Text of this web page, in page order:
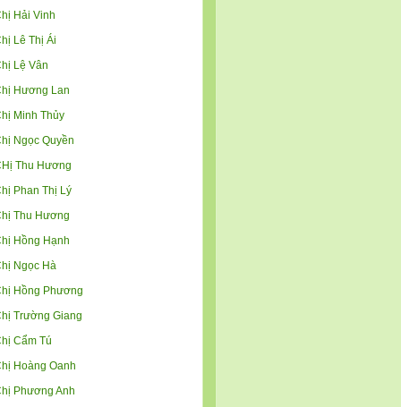
Hải Vinh
Lê Thị Ái
Lệ Vân
Hương Lan
Minh Thủy
Ngọc Quyền
Thu Hương
Phan Thị Lý
Thu Hương
Hồng Hạnh
Ngọc Hà
Hồng Phương
Trường Giang
Cẩm Tú
Hoàng Oanh
Phương Anh